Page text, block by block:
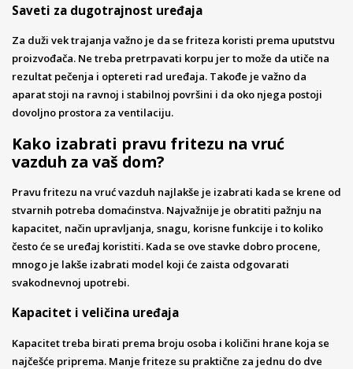
Saveti za dugotrajnost uređaja
Za duži vek trajanja važno je da se friteza koristi prema uputstvu
proizvođača. Ne treba pretrpavati korpu jer to može da utiče na
rezultat pečenja i optereti rad uređaja. Takođe je važno da
aparat stoji na ravnoj i stabilnoj površini i da oko njega postoji
dovoljno prostora za ventilaciju.
Kako izabrati pravu fritezu na vruć
vazduh za vaš dom?
Pravu fritezu na vruć vazduh najlakše je izabrati kada se krene od
stvarnih potreba domaćinstva. Najvažnije je obratiti pažnju na
kapacitet, način upravljanja, snagu, korisne funkcije i to koliko
često će se uređaj koristiti. Kada se ove stavke dobro procene,
mnogo je lakše izabrati model koji će zaista odgovarati
svakodnevnoj upotrebi.
Kapacitet i veličina uređaja
Kapacitet treba birati prema broju osoba i količini hrane koja se
najčešće priprema. Manje friteze su praktične za jednu do dve